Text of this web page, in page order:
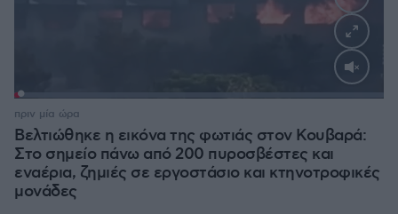
Loaded
Βελτιώθηκε η εικόνα της φωτιάς στον Κουβαρά:
Στο σημείο πάνω από 200 πυροσβέστες και
εναέρια, ζημιές σε εργοστάσιο και κτηνοτροφικές
μονάδες
πριν μία ώρα